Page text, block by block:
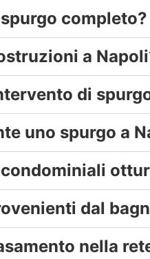
completo?
a
di
uno spurgo a
dal
nella